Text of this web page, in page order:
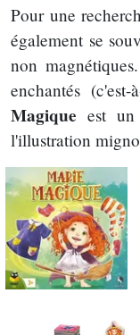
Pour une
également se
non
enchantés
Magique est
l'illustration